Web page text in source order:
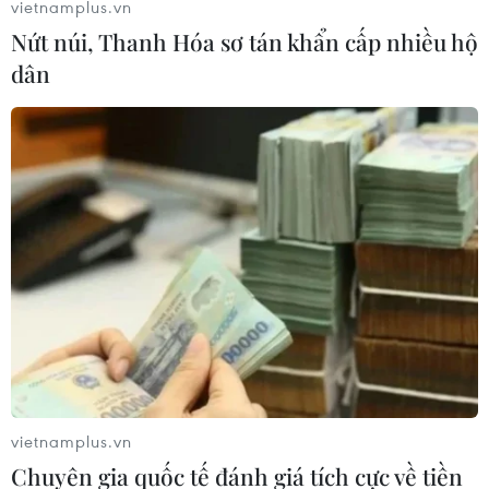
Mỹ: Vụ xả súng ở bang Texas làm 9 người
thiệt mạng, 7 người bị thương
07/05/2023 03:25
Phát biểu họp báo, Giám đốc Sở Cảnh sát thành phố
Allen - ông Brian Harvey, cho biết thủ phạm đã bị cảnh
sát tiêu diệt sau khi đối tượng nã đạn ở bên ngoài trung
tâm mua sắm Allen Premium Outlets.
vietnamplus.vn
Nứt núi, Thanh Hóa sơ tán khẩn cấp nhiều hộ
dân
vietnamplus.vn
Chuyên gia quốc tế đánh giá tích cực về tiền